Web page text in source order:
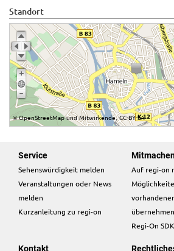
Standort
©OpenStreetMapundMitwirkende,CC-BY-SA
Service
Sehenswürdigkeit melden
Veranstaltungen oder News
melden
Kurzanleitung zu regi-on
Auf regi-on
übernehmen
Regi-On SDK
Kontakt